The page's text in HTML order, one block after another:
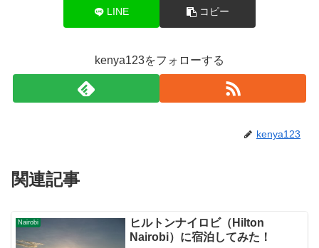
LINE コピー
kenya123をフォローする
kenya123
関連記事
Nairobi
ヒルトンナイロビ（Hilton
Nairobi）に宿泊してみた！